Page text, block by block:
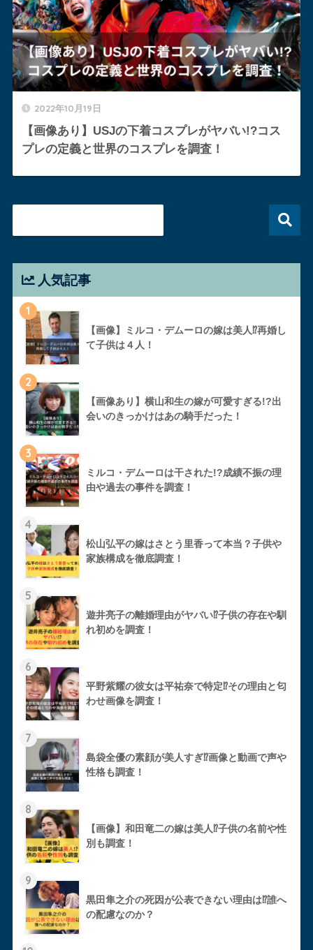
2022年10月19日
【画像あり】USJの下着コスプレがヤバい!?コス
プレの定義と世界のコスプレを調査！
人気記事
1
【画像】ミルコ・デムーロの嫁は美人⁉︎再婚し
て子供は４人！
2
【画像あり】横山和生の嫁が可愛すぎる!?出
会いのきっかけはあの騎手だった！
3
ミルコ・デムーロは干された!?成績不振の理
由や過去の事件を調査！
4
松山弘平の嫁はさとう里香って本当？子供や
家族構成を徹底調査！
5
遊井亮子の離婚理由がヤバい⁉︎子供の存在や馴
れ初めを調査！
6
平野紫耀の彼女は平祐奈で特定⁉︎その理由と匂
わせ画像を調査！
7
島袋全優の素顔が美人すぎ⁉︎画像と動画で声や
性格も調査！
8
【画像】和田竜二の嫁は美人⁉︎子供の名前や性
別も調査！
9
黒田隼之介の死因が公表できない理由は⁉︎誰へ
の配慮なのか？